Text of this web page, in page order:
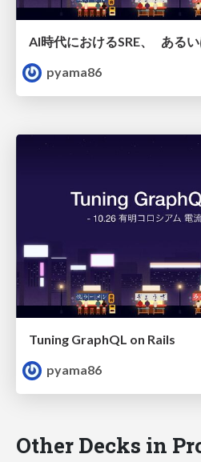
pyama86
Tuning GraphQL on Rails
pyama86
Other Decks in